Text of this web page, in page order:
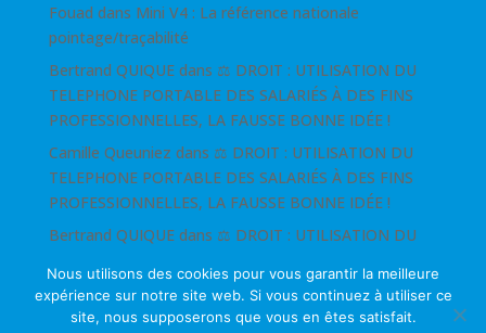
Fouad dans Mini V4 : La référence nationale
pointage/traçabilité
Bertrand QUIQUEdans ⚖ DROIT : UTILISATION DU
TELEPHONE PORTABLE DES SALARIÉS À DES FINS
PROFESSIONNELLES, LA FAUSSE BONNE IDÉE !
Camille Queuniez dans ⚖ DROIT : UTILISATION DU
TELEPHONE PORTABLE DES SALARIÉS À DES FINS
PROFESSIONNELLES, LA FAUSSE BONNE IDÉE !
Bertrand QUIQUEdans ⚖ DROIT : UTILISATION DU
PROFESSIONNELLES, LA FAUSSE BONNE IDÉE !
Nous utilisons des cookies pour vous garantir la meilleure
expérience sur notre site web. Si vous continuez à utiliser ce
site, nous supposerons que vous en êtes satisfait.